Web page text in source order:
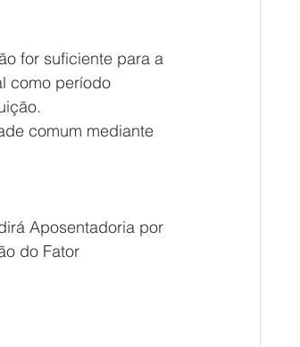
for suficiente para a
como período
comum mediante
Aposentadoria por
do Fator